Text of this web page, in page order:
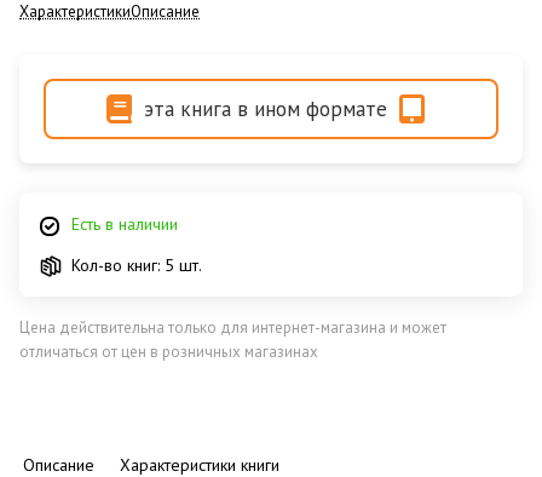
ХарактеристикиОписание
эта книга в ином формате
Есть в наличии
Кол-во книг: 5 шт.
Цена действительна только для интернет-магазина и может
отличаться от цен в розничных магазинах
Описание Характеристики книги